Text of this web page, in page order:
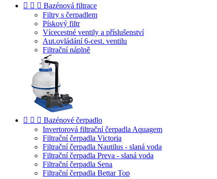
   Bazénová filtrace
Filtry s čerpadlem
Pískový filtr
Vícecestné ventily a příslušenství
Aut.ovládání 6-cest. ventilu
Filtrační náplně
   Bazénové čerpadlo
Invertorová filtrační čerpadla Aquagem
Filtrační čerpadla Victoria
Filtrační čerpadla Nautilus - slaná voda
Filtrační čerpadla Preva - slaná voda
Filtrační čerpadla Sena
Filtrační čerpadla Bettar Top